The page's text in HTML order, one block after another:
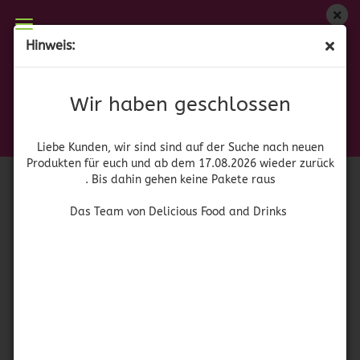
Hinweis:
Wir haben geschlossen
Liebe Kunden, wir sind sind auf der Suche nach neuen
Produkten für euch und ab dem 17.08.2026 wieder zurück
. Bis dahin gehen keine Pakete raus
Das Team von Delicious Food and Drinks
Wir haben geschlossen
zurück. Bis dahin gehen keine Pakete raus
Das Team von Delicious Food and Drinks
42172)